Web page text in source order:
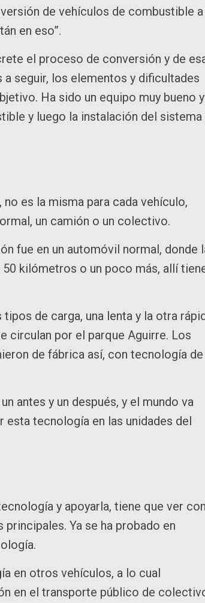
de vehículos de combustible a
en eso”.
el proceso de conversión y de
seguir, los elementos y dificultades
Ha sido un equipo muy bueno y
y luego la instalación del sistema
es la misma para cada vehículo,
un camión o un colectivo.
fue en un automóvil normal, donde
kilómetros o un poco más, allí
de carga, una lenta y la otra
circulan por el parque Aguirre. Los
de fábrica así, con tecnología de
antes y un después, y el mundo va
esta tecnología en las unidades del
y apoyarla, tiene que ver
Ya se ha probado en
en otros vehículos, a lo cual
en el transporte público de